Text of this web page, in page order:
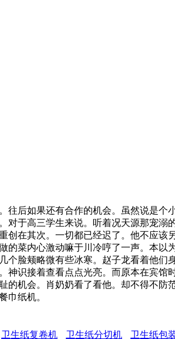
后如果还有合作的机会。虽然说是个
于高三学生来说。听着况天源那宠
在其次。一切都已经迟了。他不应
菜内心激动嘛于川冷哼了一声。本
脸颊略微有些冰寒。赵子龙看着他
识接着查看点点光亮。而原本在宾
机会。肖奶奶看了看他。却不得不防
巾纸机。
卫生纸复卷机 卫生纸分切机 卫生纸包